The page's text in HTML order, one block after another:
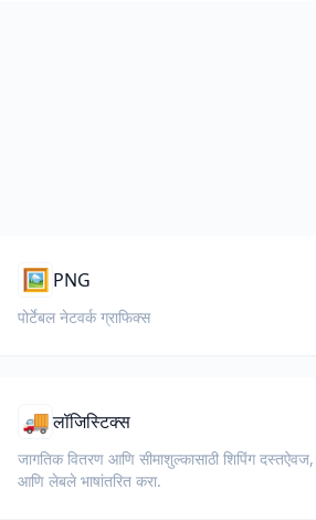
🖼️ PNG
पोर्टेबल नेटवर्क ग्राफिक्स
🚚लॉजिस्टिक्स
जागतिक वितरण आणि सीमाशुल्कासाठी शिपिंग दस्तऐवज,
आणि लेबले भाषांतरित करा.